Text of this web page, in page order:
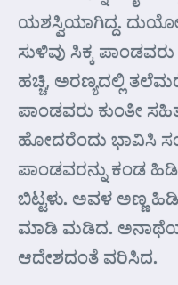
ಯಶಸ್ವಿಯಾಗಿದ್ದ.
ಸುಳಿವು ಸಿಕ್ಕ
ಹಚ್ಚಿ, ಅರಣ್ಯದಲ್ಲಿ
ಪಾಂಡವರು ಕುಂತೀ
ಹೋದರೆಂದು ಭಾವಿಸಿ
ಪಾಂಡವರನ್ನು ಕಂಡ
ಬಿಟ್ಟಳು. ಅವಳ ಅಣ್ಣ
ಮಾಡಿ ಮಡಿದ.
ಆದೇಶದಂತೆ ವರಿಸಿದ.